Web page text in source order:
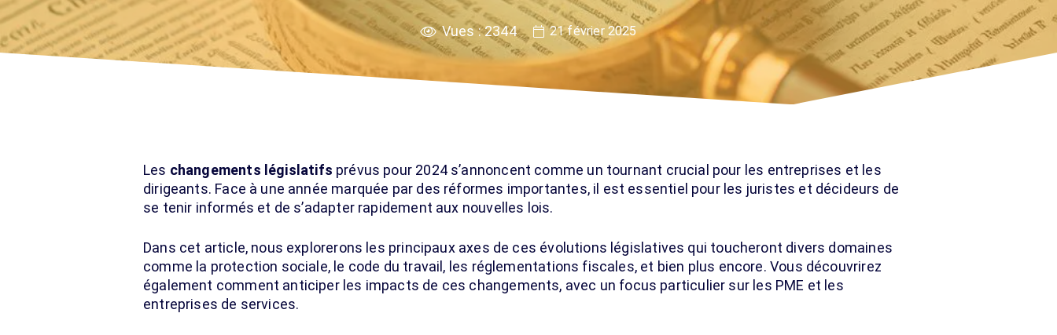
Vues :2344 21 février 2025
Les changements législatifs prévus pour 2024 s’annoncent comme un tournant crucial pour les entreprises et les
dirigeants. Face à une année marquée par des réformes importantes, il est essentiel pour les juristes et décideurs de
se tenir informés et de s’adapter rapidement aux nouvelles lois.
Dans cet article, nous explorerons les principaux axes de ces évolutions législatives qui toucheront divers domaines
comme la protection sociale, le code du travail, les réglementations fiscales, et bien plus encore. Vous découvrirez
également comment anticiper les impacts de ces changements, avec un focus particulier sur les PME et les
entreprises de services.